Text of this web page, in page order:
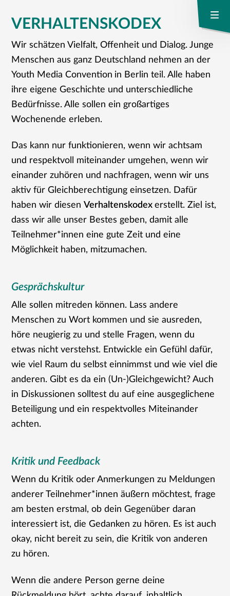
VERHALTENSKODEX
Wir schätzen Vielfalt, Offenheit und Dialog. Junge
Menschen aus ganz Deutschland nehmen an der
Youth Media Convention in Berlin teil. Alle haben
ihre eigene Geschichte und unterschiedliche
Bedürfnisse. Alle sollen ein großartiges
Wochenende erleben.
Das kann nur funktionieren, wenn wir achtsam
und respektvoll miteinander umgehen, wenn wir
einander zuhören und nachfragen, wenn wir uns
aktiv für Gleichberechtigung einsetzen. Dafür
haben wir diesen Verhaltenskodexerstellt. Ziel ist,
dass wir alle unser Bestes geben, damit alle
Teilnehmer*innen eine gute Zeit und eine
Möglichkeit haben, mitzumachen.
Gesprächskultur
Alle sollen mitreden können. Lass andere
Menschen zu Wort kommen und sie ausreden,
höre neugierig zu und stelle Fragen, wenn du
etwas nicht verstehst. Entwickle ein Gefühl dafür,
wie viel Raum du selbst einnimmst und wie viel die
anderen. Gibt es da ein (Un-)Gleichgewicht? Auch
in Diskussionen solltest du auf eine ausgeglichene
Beteiligung und ein respektvolles Miteinander
achten.
Kritik und Feedback
Wenn du Kritik oder Anmerkungen zu Meldungen
anderer Teilnehmer*innen äußern möchtest, frage
am besten erstmal, ob dein Gegenüber daran
interessiert ist, die Gedanken zu hören. Es ist auch
okay, nicht bereit zu sein, die Kritik von anderen
zu hören.
Wenn die andere Person gerne deine